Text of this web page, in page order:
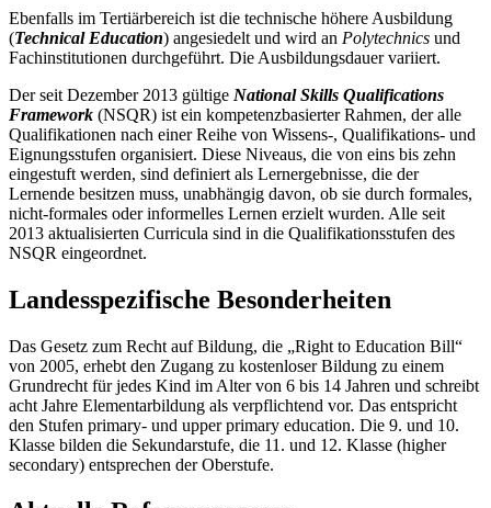
Ebenfalls im Tertiärbereich ist die technische höhere Ausbildung
(Technical Education) angesiedelt und wird an Polytechnics und
Fachinstitutionen durchgeführt. Die Ausbildungsdauer variiert.
Der seit Dezember 2013 gültige National Skills Qualifications
Framework (NSQR) ist ein kompetenzbasierter Rahmen, der alle
Qualifikationen nach einer Reihe von Wissens-, Qualifikations- und
Eignungsstufen organisiert. Diese Niveaus, die von eins bis zehn
eingestuft werden, sind definiert als Lernergebnisse, die der
Lernende besitzen muss, unabhängig davon, ob sie durch formales,
nicht-formales oder informelles Lernen erzielt wurden. Alle seit
2013 aktualisierten Curricula sind in die Qualifikationsstufen des
NSQR eingeordnet.
Landesspezifische Besonderheiten
Das Gesetz zum Recht auf Bildung, die „Right to Education Bill“
von 2005, erhebt den Zugang zu kostenloser Bildung zu einem
Grundrecht für jedes Kind im Alter von 6 bis 14 Jahren und schreibt
acht Jahre Elementarbildung als verpflichtend vor. Das entspricht
den Stufen primary- und upper primary education. Die 9. und 10.
Klasse bilden die Sekundarstufe, die 11. und 12. Klasse (higher
secondary) entsprechen der Oberstufe.